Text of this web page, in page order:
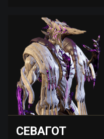
СЕВАГОТ